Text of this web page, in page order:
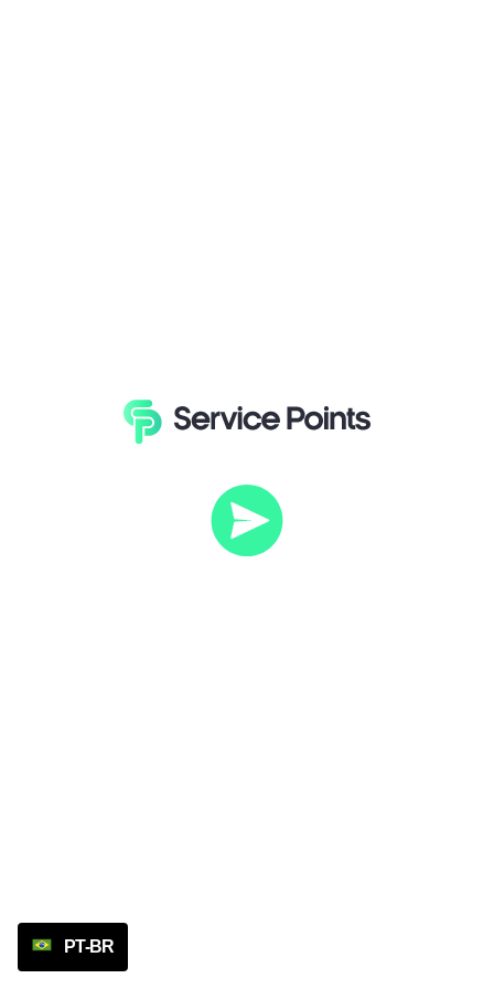
PT-BR